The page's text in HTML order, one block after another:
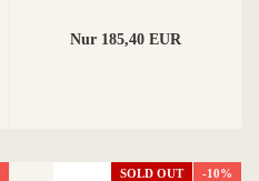
Nur 185,40 EUR
SOLD OUT -10%